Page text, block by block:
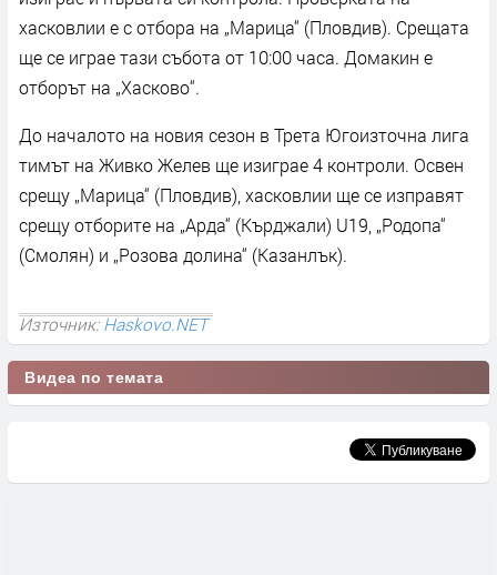
хасковлии е с отбора на „Марица“ (Пловдив). Срещата
ще се играе тази събота от 10:00 часа. Домакин е
отборът на „Хасково“.
До началото на новия сезон в Трета Югоизточна лига
тимът на Живко Желев ще изиграе 4 контроли. Освен
срещу „Марица“ (Пловдив), хасковлии ще се изправят
срещу отборите на „Арда“ (Кърджали) U19, „Родопа“
(Смолян) и „Розова долина“ (Казанлък).
Източник:Haskovo.NET
Видеа по темата